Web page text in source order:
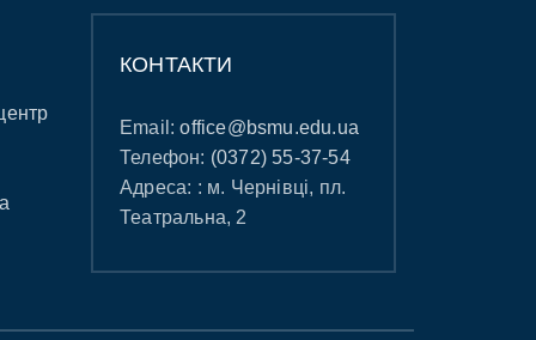
КОНТАКТИ
Email:office@bsmu.edu.ua
Телефон: (0372) 55-37-54
Адреса: : м. Чернівці, пл.
Театральна, 2